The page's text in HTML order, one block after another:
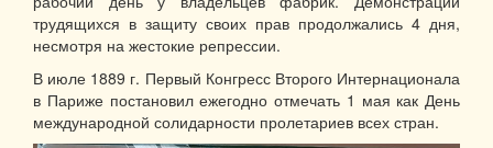
трудящихся в защиту своих прав продолжались 4 дня,
несмотря на жестокие репрессии.
В июле 1889 г. Первый Конгресс Второго Интернационала
в Париже постановил ежегодно отмечать 1 мая как День
международной солидарности пролетариев всех стран.